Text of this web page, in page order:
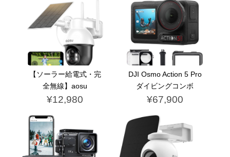
【ソーラー給電式・完
全無線】aosu
¥12,980
DJI Osmo Action 5 Pro
ダイビングコンボ
¥67,900